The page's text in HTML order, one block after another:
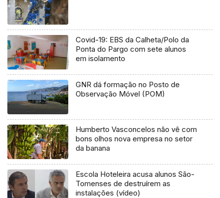
Covid-19: EBS da Calheta/Polo da
Ponta do Pargo com sete alunos
em isolamento
GNR dá formação no Posto de
Observação Móvel (POM)
Humberto Vasconcelos não vê com
bons olhos nova empresa no setor
da banana
Escola Hoteleira acusa alunos São-
Tomenses de destruírem as
instalações (vídeo)